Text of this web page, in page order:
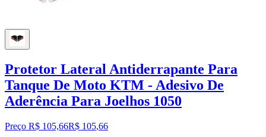
Protetor Lateral Antiderrapante Para
Tanque De Moto KTM - Adesivo De
Aderência Para Joelhos 1050
Preço R$ 105,66R$ 105,66